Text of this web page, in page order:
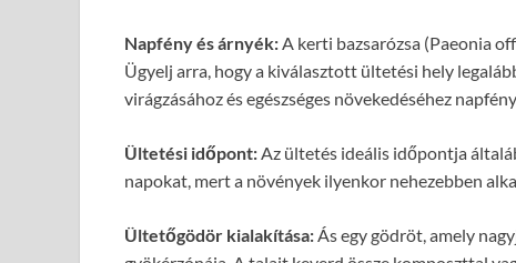
Napfény és árnyék: A kerti bazsarózsa (Paeonia
Ügyelj arra, hogy a kiválasztott ültetési hely
virágzásához és egészséges növekedéséhez
Ültetési időpont: Az ültetés ideális időpontja
napokat, mert a növények ilyenkor nehezebben
Ültetőgödör kialakítása: Ás egy gödröt, amely